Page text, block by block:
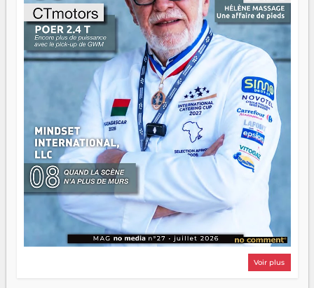
n'importe quel manuel. À Madagascar, la barque avance.
Il faut juste s'assurer que tout le monde rame dans le
même sens.
Voir plus